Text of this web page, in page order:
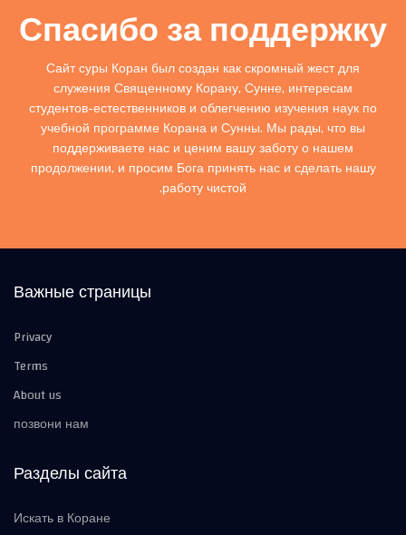
Спасибо за поддержку
Сайт суры Коран был создан как скромный жест для
служения Священному Корану, Сунне, интересам
студентов-естественников и облегчению изучения наук по
учебной программе Корана и Сунны. Мы рады, что вы
поддерживаете нас и ценим вашу заботу о нашем
продолжении, и просим Бога принять нас и сделать нашу
работу чистой.
Важные страницы
Privacy
Terms
About us
позвони нам
Разделы сайта
Искать в Коране